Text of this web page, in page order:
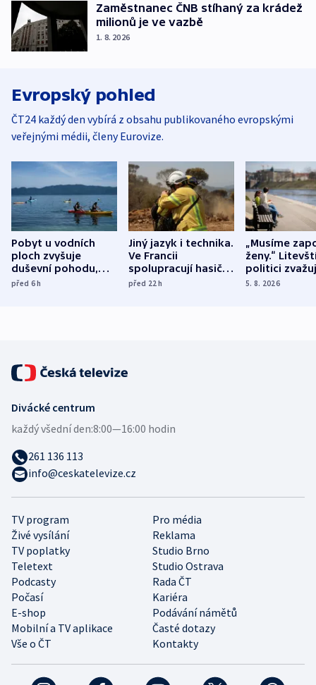
Zaměstnanec ČNB stíhaný za krádež
milionů je ve vazbě
1. 8. 2026
Evropský pohled
ČT24 každý den vybírá z obsahu publikovaného evropskými
veřejnými médii, členy Eurovize.
Pobyt u vodních
ploch zvyšuje
duševní pohodu,
ukázala
před 6h
Jiný jazyk i technika.
Ve Francii
spolupracují hasiči z
různých zemí
před 22h
„Musíme
ženy.“
politici
dohodu o
5. 8. 2026
TV program
Pro média
Živé vysílání
Reklama
TV poplatky
Studio Brno
Teletext
Studio Ostrava
Podcasty
Rada ČT
Počasí
Kariéra
E-shop
Podávání námětů
Mobilní a TV aplikace
Časté dotazy
Vše o ČT
Kontakty
Divácké centrum
každý všední den:8:00—16:00 hodin
261 136 113
info@ceskatelevize.cz